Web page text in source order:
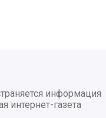
информация
интернет-газета